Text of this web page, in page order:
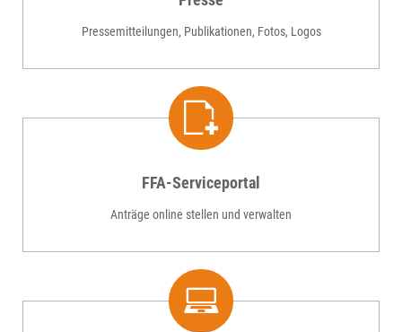
Pressemitteilungen, Publikationen, Fotos, Logos
FFA-Serviceportal
Anträge online stellen und verwalten